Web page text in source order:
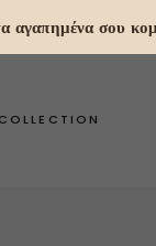
αγαπημένα σου